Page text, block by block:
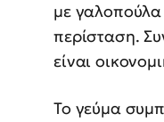
με γαλοπούλα
περίσταση.
είναι
Το γεύμα